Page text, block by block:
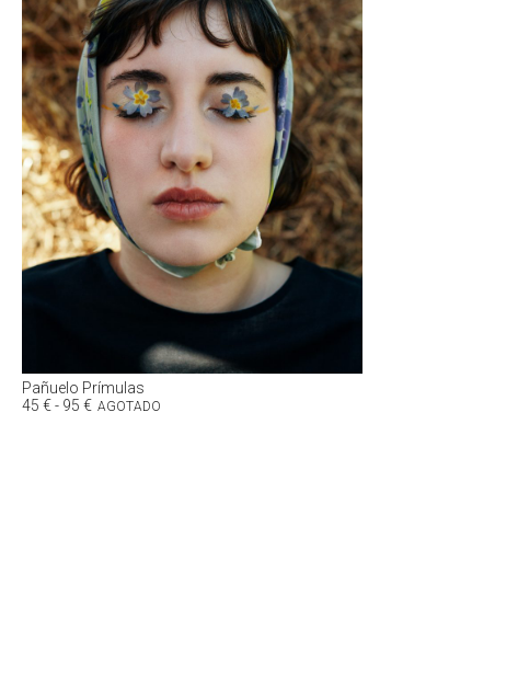
Pañuelo Prímulas
45 €- 95 €Rango
AGOTADO